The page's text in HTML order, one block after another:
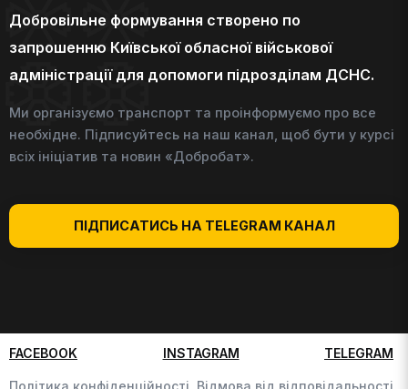
Добровільне формування створено по
запрошенню Київської обласної військової
адміністрації для допомоги підрозділам ДСНС.
Ми організуємо транспорт та проінформуємо про все
необхідне. Підписуйтесь на наш канал, щоб бути у курсі
всіх ініціатив та новин «Добробат».
ПІДПИСАТИСЬ НА TELEGRAM КАНАЛ
FACEBOOK INSTAGRAM TELEGRAM
Політика конфіденційності, Відмова від відповідальності